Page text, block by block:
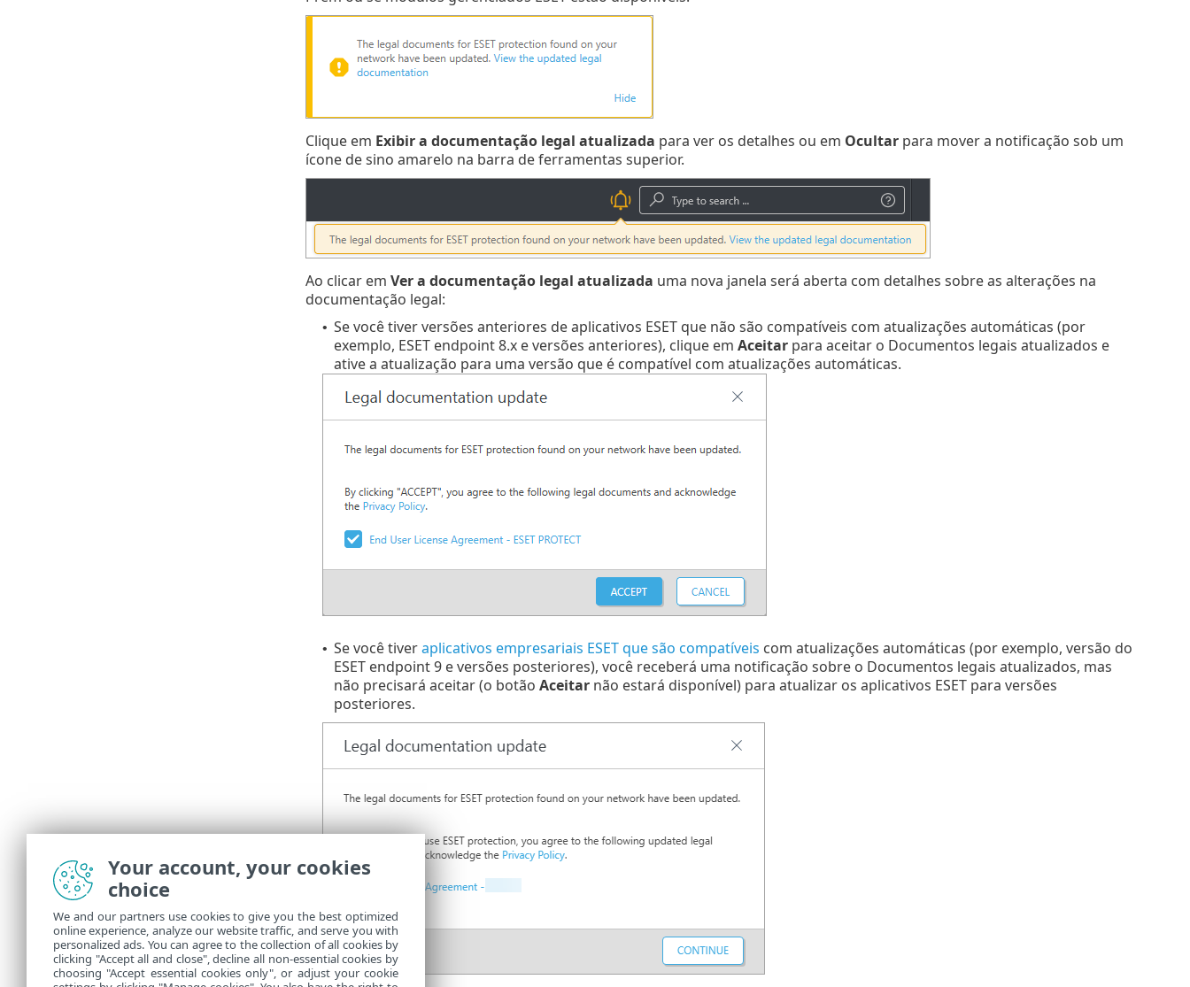
Clique em Exibir a documentação legal atualizada para ver os detalhes ou em Ocultarpara mover a notificação sob um
ícone de sino amarelo na barra de ferramentas superior.
Ao clicar em Ver a documentação legal atualizada uma nova janela será aberta com detalhes sobre as alterações na
documentação legal:
• Se você tiver versões anteriores de aplicativos ESET que não são compatíveis com atualizações automáticas (por
exemplo, ESET endpoint 8.x e versões anteriores), clique em Aceitarpara aceitar o Documentos legais atualizados e
ative a atualização para uma versão que é compatível com atualizações automáticas.
• Se você tiveraplicativos empresariais ESET que são compatíveis com atualizações automáticas (por exemplo, versão do
ESET endpoint 9 e versões posteriores), você receberá uma notificação sobre o Documentos legais atualizados, mas
não precisará aceitar (o botão Aceitarnão estará disponível) para atualizar os aplicativos ESET para versões
posteriores.
Your account, your cookies
choice
We and our partners use cookies to give you the best optimized
online experience, analyze our website traffic, and serve you with
personalized ads. You can agree to the collection of all cookies by
clicking "Accept all and close", decline all non-essential cookies by
choosing "Accept essential cookies only", or adjust your cookie